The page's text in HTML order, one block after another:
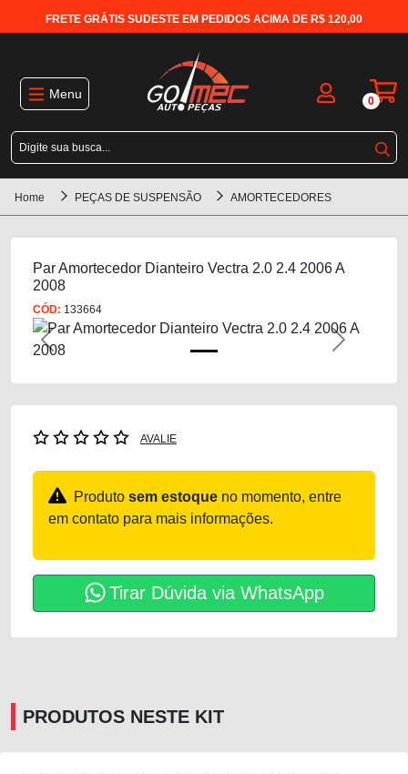
FRETE GRÁTIS SUDESTE EM PEDIDOS ACIMA DE R$ 120,00
Menu 0
Home PEÇAS DE SUSPENSÃO AMORTECEDORES
Par Amortecedor Dianteiro Vectra 2.0 2.4 2006 A
2008
CÓD: 133664
Previous Next
AVALIE
Produto sem estoque no momento, entre
em contato para mais informações.
Tirar Dúvida via WhatsApp
PRODUTOS NESTE KIT